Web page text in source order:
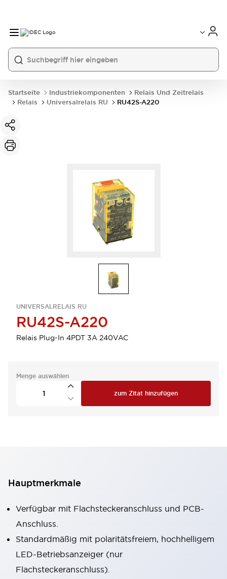
Startseite Industriekomponenten
Relais Und Zeitrelais
Relais
Universalrelais RU RU42S-A220
UNIVERSALRELAIS RU
RU42S-A220
Relais Plug-In 4PDT 3A 240VAC
Menge auswählen
zum Zitat hinzufügen
Hauptmerkmale
Verfügbar mit Flachsteckeranschluss und PCB-
Anschluss.
Standardmäßig mit polaritätsfreiem, hochhelligem
LED-Betriebsanzeiger (nur
Flachsteckeranschluss).